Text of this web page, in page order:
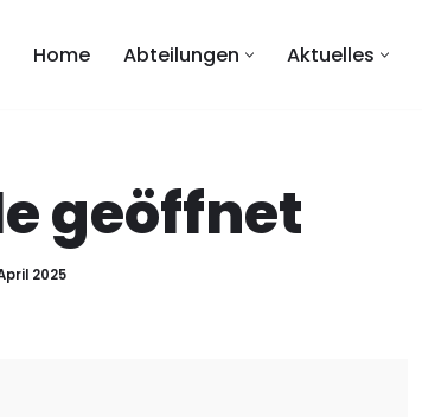
Home Abteilungen Aktuelles
geöffnet
2025